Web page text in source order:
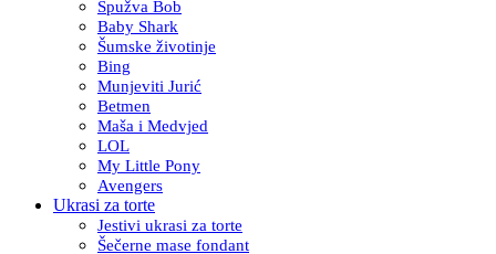
Spužva Bob
Baby Shark
Šumske životinje
Bing
Munjeviti Jurić
Betmen
Maša i Medvjed
LOL
My Little Pony
Avengers
Ukrasi za torte
Jestivi ukrasi za torte
Šečerne mase fondant